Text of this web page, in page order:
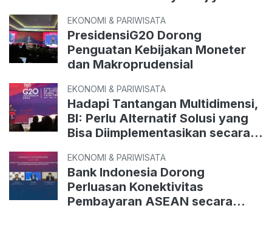
EKONOMI & PARIWISATA
PresidensiG20 Dorong
Penguatan Kebijakan Moneter
dan Makroprudensial
EKONOMI & PARIWISATA
Hadapi Tantangan Multidimensi,
BI: Perlu Alternatif Solusi yang
Bisa Diimplementasikan secara
EKONOMI & PARIWISATA
Bank Indonesia Dorong
Perluasan Konektivitas
Pembayaran ASEAN secara